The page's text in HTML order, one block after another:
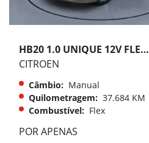
HB20 1.0 UNIQUE 12V FLEX 4P MANUAL
CITROEN
Câmbio: Manual
Quilometragem: 37.684 KM
Combustível: Flex
POR APENAS